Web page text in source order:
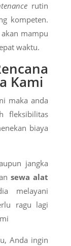
rutin
kompeten.
mampu
waktu.
Kami
maka anda
fleksibilitas
biaya
jangka
sewa alat
melayani
ragu lagi
Anda ingin